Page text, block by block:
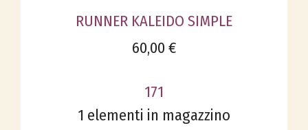
RUNNER KALEIDO SIMPLE
60,00 €
171
1 elementi in magazzino